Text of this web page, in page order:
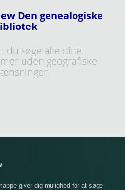
Den genealogiske
du søge alle dine
uden geografiske
giver dig mulighed for at søge